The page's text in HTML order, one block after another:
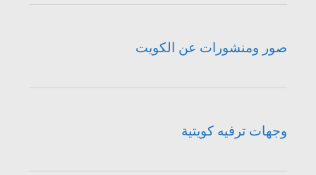
صور ومنشورات عن الكويت
وجهات ترفيه كويتية